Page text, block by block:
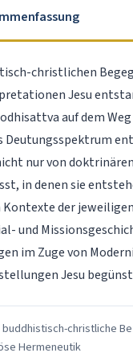
christlichen
Jesu
auf dem
Deutungsspektrum
nur von
in denen sie
der
und
im Zuge von
Jesu
christliche
Hermeneutik